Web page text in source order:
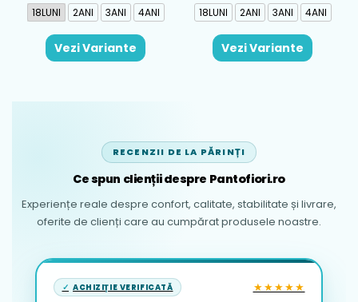
18LUNI
2ANI 3ANI 4ANI
Vezi Variante
18LUNI
2ANI 3ANI 4ANI
Vezi Variante
RECENZII DE LA PĂRINȚI
Ce spun clienții despre Pantofiori.ro
Experiențe reale despre confort, calitate, stabilitate și livrare,
oferite de clienți care au cumpărat produsele noastre.
ACHIZIȚIE VERIFICATĂ ★★★★★